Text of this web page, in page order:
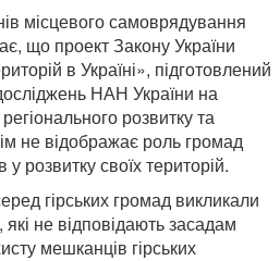
місцевого самоврядування
що проект Закону України
в Україні», підготовлений
НАН України на
розвитку та
не відображає роль громад
у розвитку своїх територій.
гірських громад викликали
не відповідають засадам
мешканців гірських